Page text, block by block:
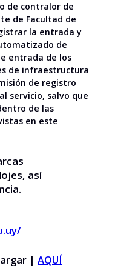
de contralor de
de Facultad de
la entrada y
de
entrada de los
de infraestructura
de registro
servicio, salvo que
de las
en este
así
| AQUÍ